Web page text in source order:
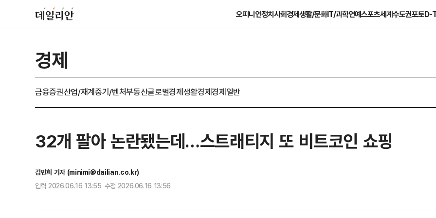
오피니언정치사회경제생활/문화IT/과학연예스포츠세계수도권포토D-
경제
금융증권산업/재계중기/벤처부동산글로벌경제생활경제경제일반
32개 팔아 논란됐는데…스트래티지 또 비트코인 쇼핑
김민희 기자 (minimi@dailian.co.kr)
입력 2026.06.16 13:55 수정 2026.06.16 13:56